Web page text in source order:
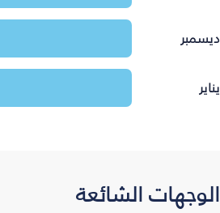
ديسمبر
يناير
الوجهات الشائعة